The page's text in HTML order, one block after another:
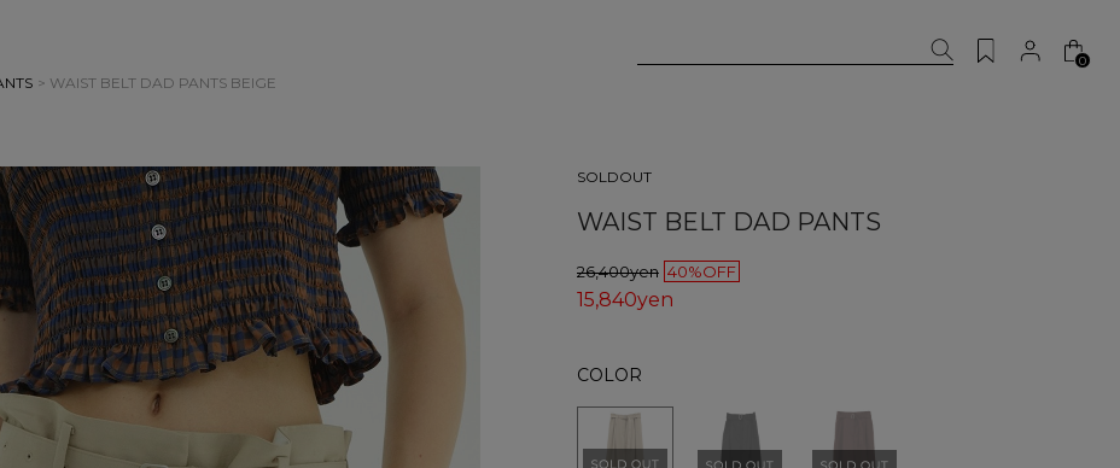
0
> WAIST BELT DAD PANTS BEIGE
SOLDOUT
WAIST BELT DAD PANTS
26,400yen 40%OFF
15,840yen
COLOR